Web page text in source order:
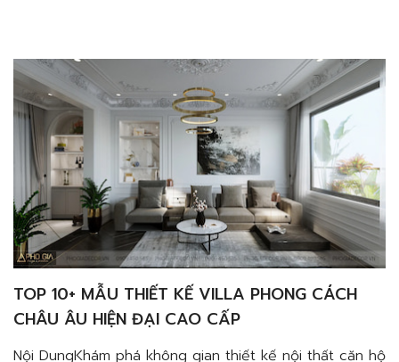
penthouse quận 7 […]
TOP 10+ MẪU THIẾT KẾ VILLA PHONG CÁCH
CHÂU ÂU HIỆN ĐẠI CAO CẤP
Nội DungKhám phá không gian thiết kế nội thất căn hộ